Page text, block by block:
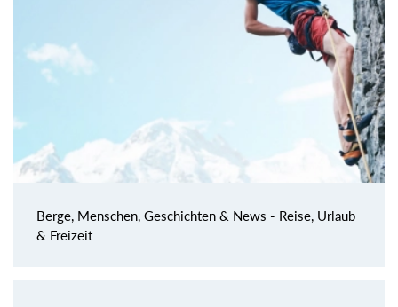
Berge, Menschen, Geschichten & News - Reise, Urlaub
& Freizeit